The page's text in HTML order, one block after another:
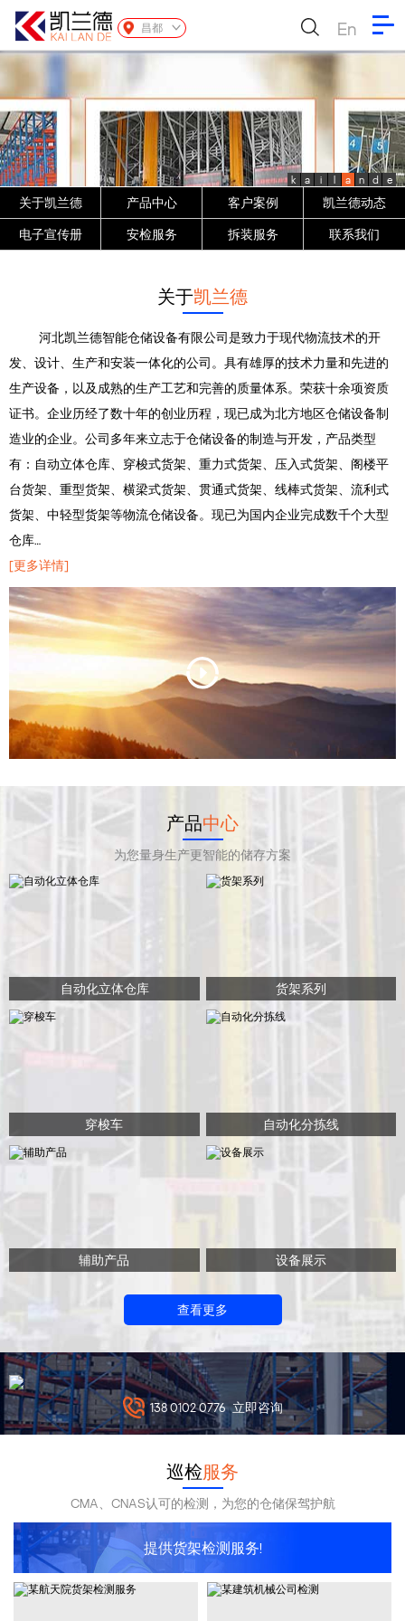
昌都 En
k a i l a n d e
关于凯兰德 产品中心 客户案例 凯兰德动态
电子宣传册 安检服务 拆装服务 联系我们
关于凯兰德
河北凯兰德智能仓储设备有限公司是致力于现代物流技术的开
发、设计、生产和安装一体化的公司。具有雄厚的技术力量和先进的
生产设备，以及成熟的生产工艺和完善的质量体系。荣获十余项资质
证书。企业历经了数十年的创业历程，现已成为北方地区仓储设备制
造业的企业。公司多年来立志于仓储设备的制造与开发，产品类型
有：自动立体仓库、穿梭式货架、重力式货架、压入式货架、阁楼平
台货架、重型货架、横梁式货架、贯通式货架、线棒式货架、流利式
货架、中轻型货架等物流仓储设备。现已为国内企业完成数千个大型
仓库…
[更多详情]
产品中心
为您量身生产更智能的储存方案
自动化立体仓库 货架系列
穿梭车 自动化分拣线
辅助产品 设备展示
查看更多
138 0102 0776 立即咨询
巡检服务
CMA、CNAS认可的检测，为您的仓储保驾护航
提供货架检测服务!